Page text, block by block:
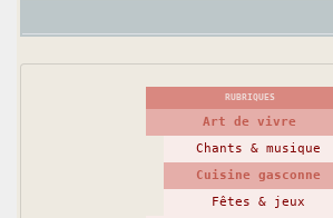
RUBRIQUES
Art de vivre
Chants & musique
Cuisine gasconne
Fêtes & jeux